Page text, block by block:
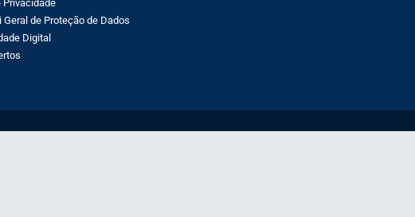
Privacidade
Geral de Proteção de Dados
Digital